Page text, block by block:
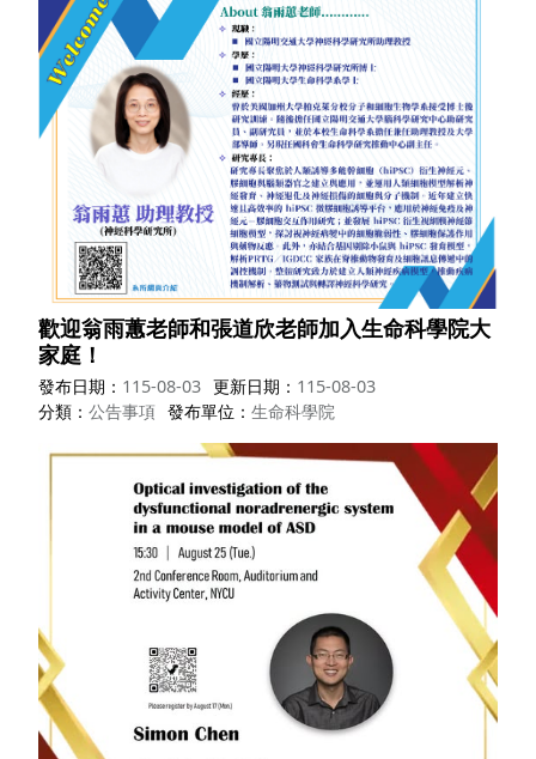
歡迎翁雨蕙老師和張道欣老師加入生命科學院大
家庭！
發布日期 115-08-03 更新日期
115-08-03
分類
公告事項 發布單位 生命科學院